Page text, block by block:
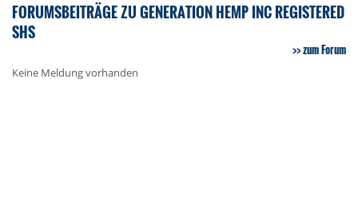
FORUMSBEITRÄGE ZU GENERATION HEMP INC REGISTERED
SHS
zum Forum
Keine Meldung vorhanden